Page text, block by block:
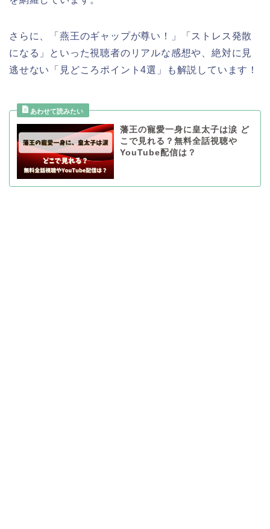
さらに、「燕王のギャップが尊い！」「ストレス発散
になる」といった視聴者のリアルな感想や、絶対に見
逃せない「見どころポイント4選」も解説しています！
藩王の寵愛一身に皇太子は涙 ど
こで見れる？無料全話視聴や
YouTube配信は？